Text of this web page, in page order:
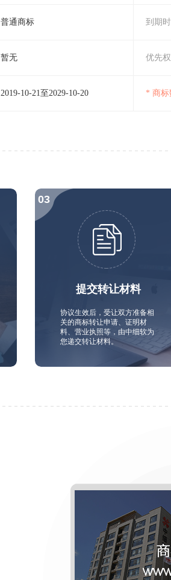
普通商标 到期时
暂无 优先权
2019-10-21至2029-10-20 * 商标
提交转让材料
协议生效后，受让双方准备相
关的商标转让申请、证明材
料、营业执照等，由中细软为
您递交转让材料。